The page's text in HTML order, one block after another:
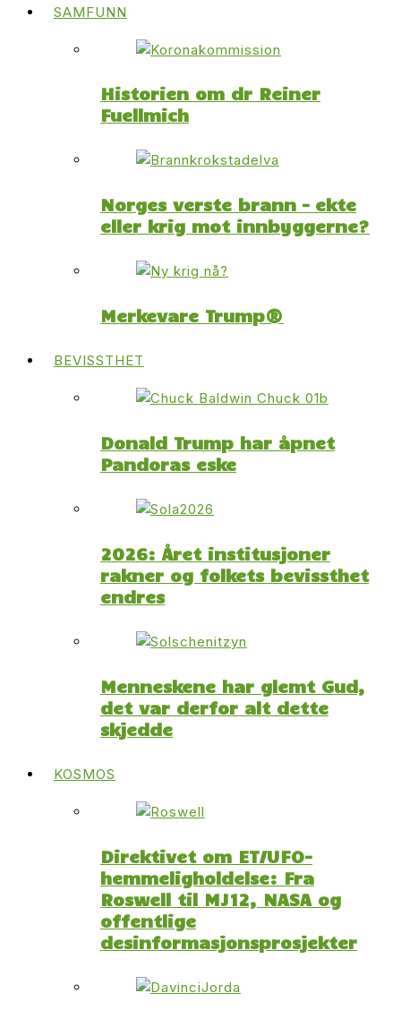
SAMFUNN
Historien om dr Reiner
Fuellmich
Norges verste brann – ekte
eller krig mot innbyggerne?
Merkevare Trump®
BEVISSTHET
Donald Trump har åpnet
Pandoras eske
2026: Året institusjoner
rakner og folkets bevissthet
endres
Menneskene har glemt Gud,
det var derfor alt dette
skjedde
KOSMOS
Direktivet om ET/UFO-
hemmeligholdelse: Fra
Roswell til MJ12, NASA og
offentlige
desinformasjonsprosjekter